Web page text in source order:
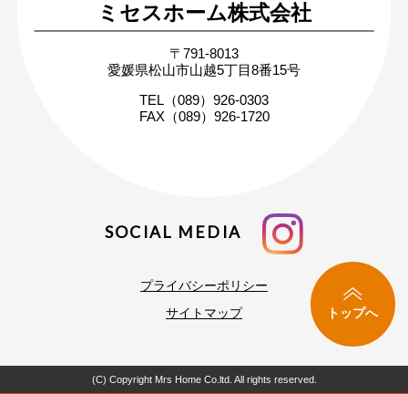
トップへ
無料相談・お問い合わせ
まずはお気軽にご相談ください
家づくりの疑問や不安にお答えします
ミセスホーム株式会社
〒791-8013
愛媛県松山市山越5丁目8番15号
TEL（089）926-0303
FAX（089）926-1720
SOCIAL MEDIA
プライバシーポリシー
サイトマップ
(C) Copyright Mrs Home Co.ltd. All rights reserved.